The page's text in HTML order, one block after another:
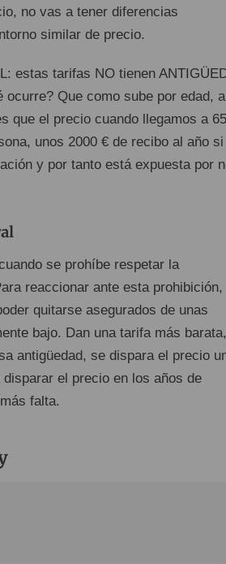
no vas a tener diferencias
similar de precio.
estas tarifas NO tienen
Que como sube por edad, a
que el precio cuando llegamos a
unos 2000 € de recibo al año
y por tanto está expuesta por
se prohíbe respetar la
reaccionar ante esta
quitarse asegurados de unas
bajo. Dan una tarifa más barata,
antigüedad, se dispara el precio
el precio en los años de
falta.